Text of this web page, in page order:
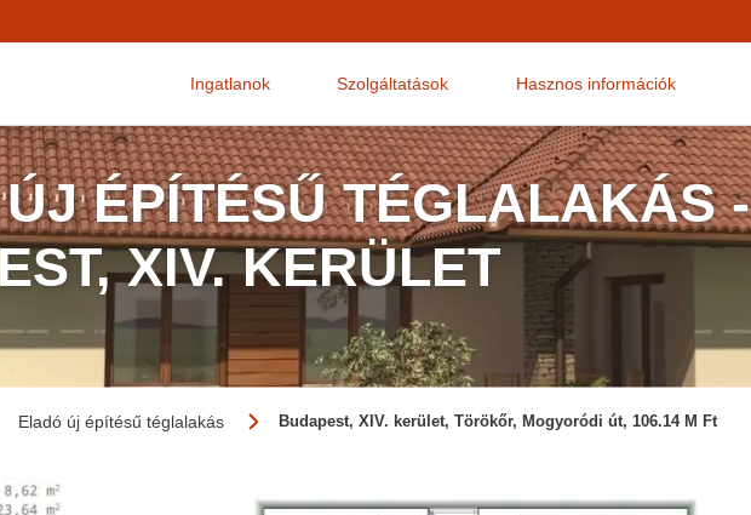
Ingatlanok Szolgáltatások Hasznos információk
ÉPÍTÉSŰ TÉGLALAKÁS -
XIV. KERÜLET
Eladó új építésű téglalakás Budapest, XIV. kerület, Törökőr, Mogyoródi út, 106.14 M Ft